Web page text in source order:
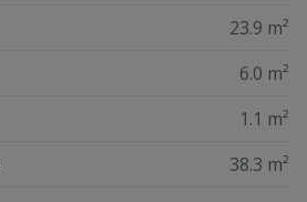
23.9 m²
6.0 m²
1.1 m²
38.3 m²